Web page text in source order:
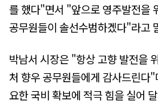
를 했다"면서 "앞으로 영주발전을
공무원들이 솔선수범하겠다"라고
박남서 시장은 "항상 고향 발전을
처 향우 공무원들에게 감사드린다
요한 국비 확보에 적극 힘을 실어